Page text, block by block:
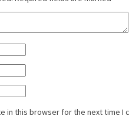
in this browser for the next time I